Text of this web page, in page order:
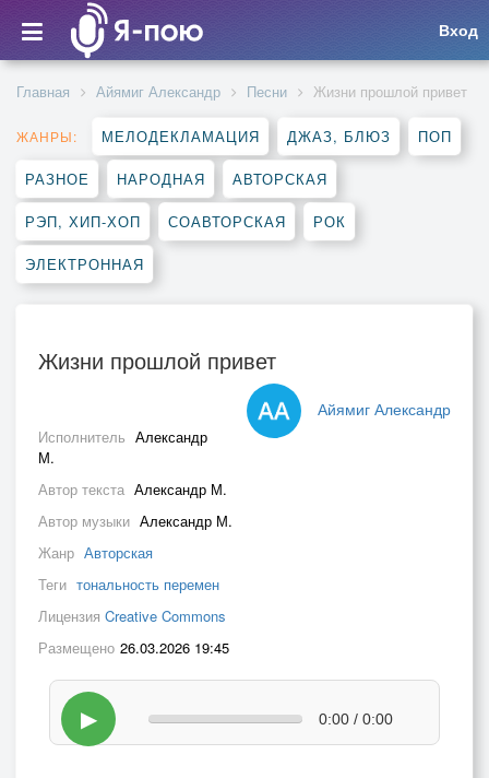
Вход
Главная Айямиг Александр Песни Жизни прошлой привет
ЖАНРЫ: МЕЛОДЕКЛАМАЦИЯ ДЖАЗ, БЛЮЗ ПОП
РАЗНОЕ НАРОДНАЯ АВТОРСКАЯ
РЭП, ХИП-ХОП СОАВТОРСКАЯ РОК
ЭЛЕКТРОННАЯ
Жизни прошлой привет
Айямиг Александр
Исполнитель Александр
М.
Автор текста Александр М.
Автор музыки Александр М.
Жанр Авторская
Теги тональность перемен
Лицензия Creative Commons
Размещено 26.03.2026 19:45
▶ 0:00 / 0:00